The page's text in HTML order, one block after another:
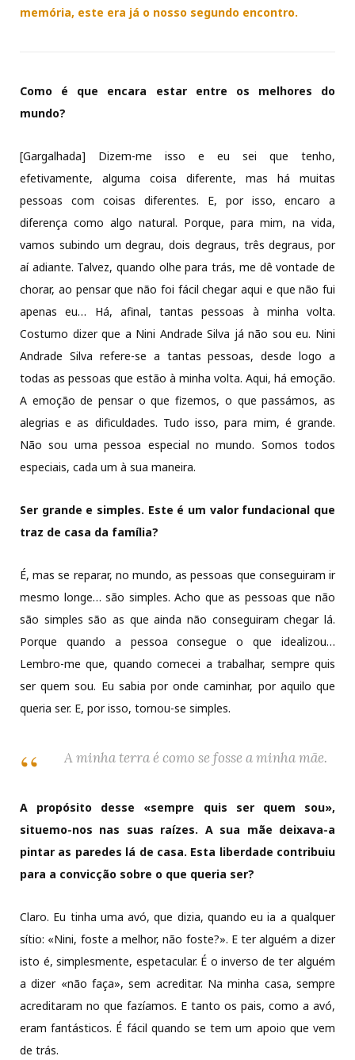
memória, este era já o nosso segundo encontro.
Como é que encara estar entre os melhores do
mundo?
[Gargalhada] Dizem-me isso e eu sei que tenho,
efetivamente, alguma coisa diferente, mas há muitas
pessoas com coisas diferentes. E, por isso, encaro a
diferença como algo natural. Porque, para mim, na vida,
vamos subindo um degrau, dois degraus, três degraus, por
aí adiante. Talvez, quando olhe para trás, me dê vontade de
chorar, ao pensar que não foi fácil chegar aqui e que não fui
apenas eu… Há, afinal, tantas pessoas à minha volta.
Costumo dizer que a Nini Andrade Silva já não sou eu. Nini
Andrade Silva refere-se a tantas pessoas, desde logo a
todas as pessoas que estão à minha volta. Aqui, há emoção.
A emoção de pensar o que fizemos, o que passámos, as
alegrias e as dificuldades. Tudo isso, para mim, é grande.
Não sou uma pessoa especial no mundo. Somos todos
especiais, cada um à sua maneira.
Ser grande e simples. Este é um valor fundacional que
traz de casa da família?
É, mas se reparar, no mundo, as pessoas que conseguiram ir
mesmo longe… são simples. Acho que as pessoas que não
são simples são as que ainda não conseguiram chegar lá.
Porque quando a pessoa consegue o que idealizou…
Lembro-me que, quando comecei a trabalhar, sempre quis
ser quem sou. Eu sabia por onde caminhar, por aquilo que
queria ser. E, por isso, tornou-se simples.
A minha terra é como se fosse a minha mãe.
A propósito desse «sempre quis ser quem sou»,
situemo-nos nas suas raízes. A sua mãe deixava-a
pintar as paredes lá de casa. Esta liberdade contribuiu
para a convicção sobre o que queria ser?
Claro. Eu tinha uma avó, que dizia, quando eu ia a qualquer
sítio: «Nini, foste a melhor, não foste?». E ter alguém a dizer
isto é, simplesmente, espetacular. É o inverso de ter alguém
a dizer «não faça», sem acreditar. Na minha casa, sempre
acreditaram no que fazíamos. E tanto os pais, como a avó,
eram fantásticos. É fácil quando se tem um apoio que vem
de trás.